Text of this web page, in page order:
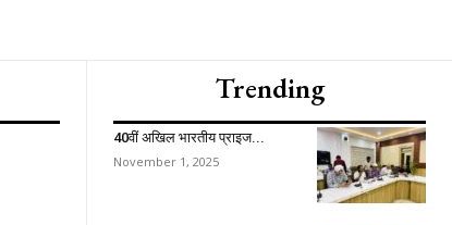
Trending
40वीं अखिल भारतीय प्राइज...
November 1, 2025